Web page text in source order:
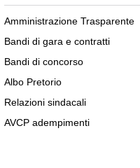
Amministrazione Trasparente
Bandi di gara e contratti
Bandi di concorso
Albo Pretorio
Relazioni sindacali
AVCP adempimenti